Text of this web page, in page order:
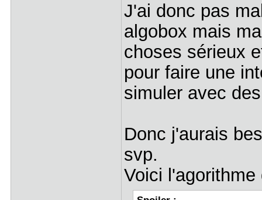
J'ai donc pas
algobox mais
choses sérieux
pour faire une
simuler avec
Donc j'aurais
svp.
Voici